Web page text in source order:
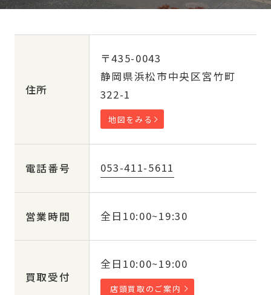
住所
〒435-0043
静岡県浜松市中央区宮竹町
322-1
地図をみる
電話番号 053-411-5611
営業時間 全日10:00~19:30
買取受付
全日10:00~19:00
店頭買取のご案内